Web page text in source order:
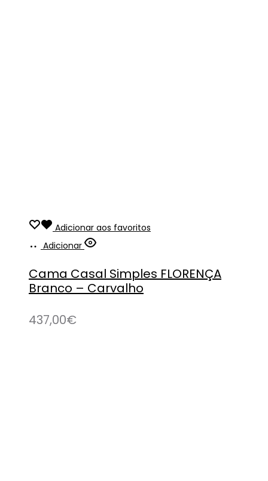
Adicionar aos favoritos
Adicionar
Cama Casal Simples FLORENÇA
Branco – Carvalho
437,00€